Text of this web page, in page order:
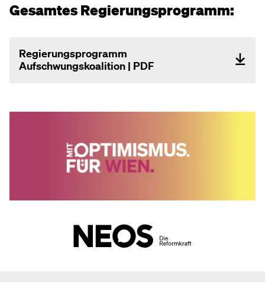
Gesamtes Regierungsprogramm:
Regierungsprogramm
Aufschwungskoalition | PDF